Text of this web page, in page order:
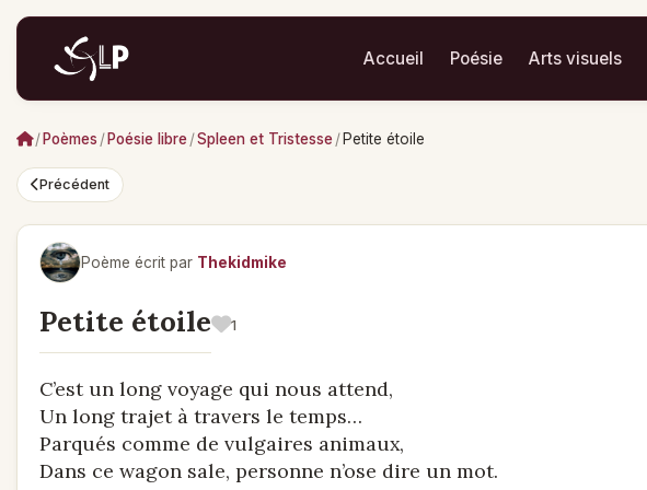
Accueil Poésie Arts visuels
/ Poèmes / Poésie libre/Spleen et Tristesse/ Petite étoile
Précédent
Poème écrit par Thekidmike
Petite étoile 1
C’est un long voyage qui nous attend,
Un long trajet à travers le temps…
Parqués comme de vulgaires animaux,
Dans ce wagon sale, personne n’ose dire un mot.